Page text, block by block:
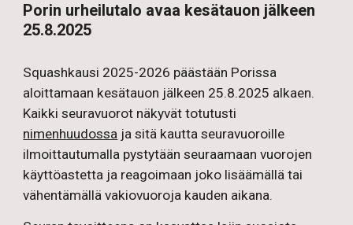
Porin urheilutalo avaa kesätauon jälkeen
25.8.2025
Squashkausi 2025-2026 päästään Porissa
aloittamaan kesätauon jälkeen 25.8.2025 alkaen.
Kaikki seuravuorot näkyvät totutusti
nimenhuudossa ja sitä kautta seuravuoroille
ilmoittautumalla pystytään seuraamaan vuorojen
käyttöastetta ja reagoimaan joko lisäämällä tai
vähentämällä vakiovuoroja kauden aikana.